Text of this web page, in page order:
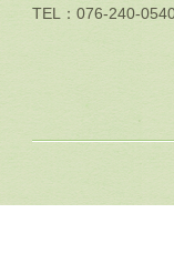
TEL：076-240-